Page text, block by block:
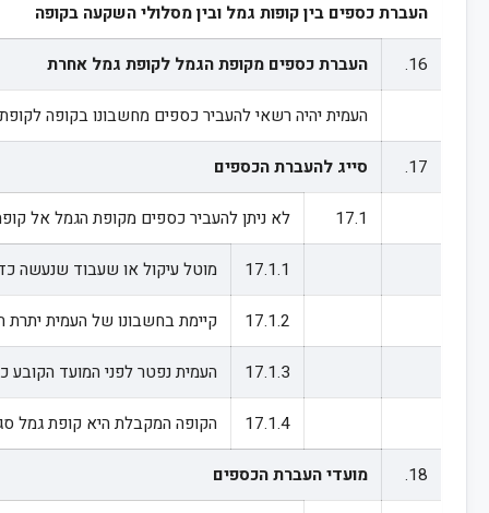
העברת כספים בין קופות גמל ובין מסלולי השקעה בקופה
16. העברת כספים מקופת הגמל לקופת גמל אחרת
העמית יהיה רשאי להעביר כספים מחשבונו בקופה
17. סייג להעברת הכספים
17.1 לא ניתן להעביר כספים מקופת הגמל אל
17.1.1 מוטל עיקול או שעבוד שנעשה
17.1.2 קיימת בחשבונו של העמית
17.1.3 העמית נפטר לפני המועד הקובע
17.1.4 הקופה המקבלת היא קופת גמל
18. מועדי העברת הכספים